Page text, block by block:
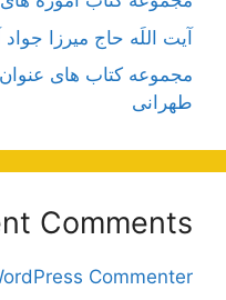
آیت اللَه حاج میرزا
مجموعه کتاب های
طهرانی
Comments
Commenter